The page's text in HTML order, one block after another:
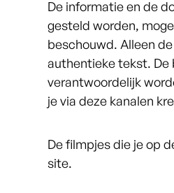
De informatie en de
gesteld worden,
beschouwd. Alleen
authentieke tekst. De
verantwoordelijk
je via deze kanalen
De filmpjes die je op
site.